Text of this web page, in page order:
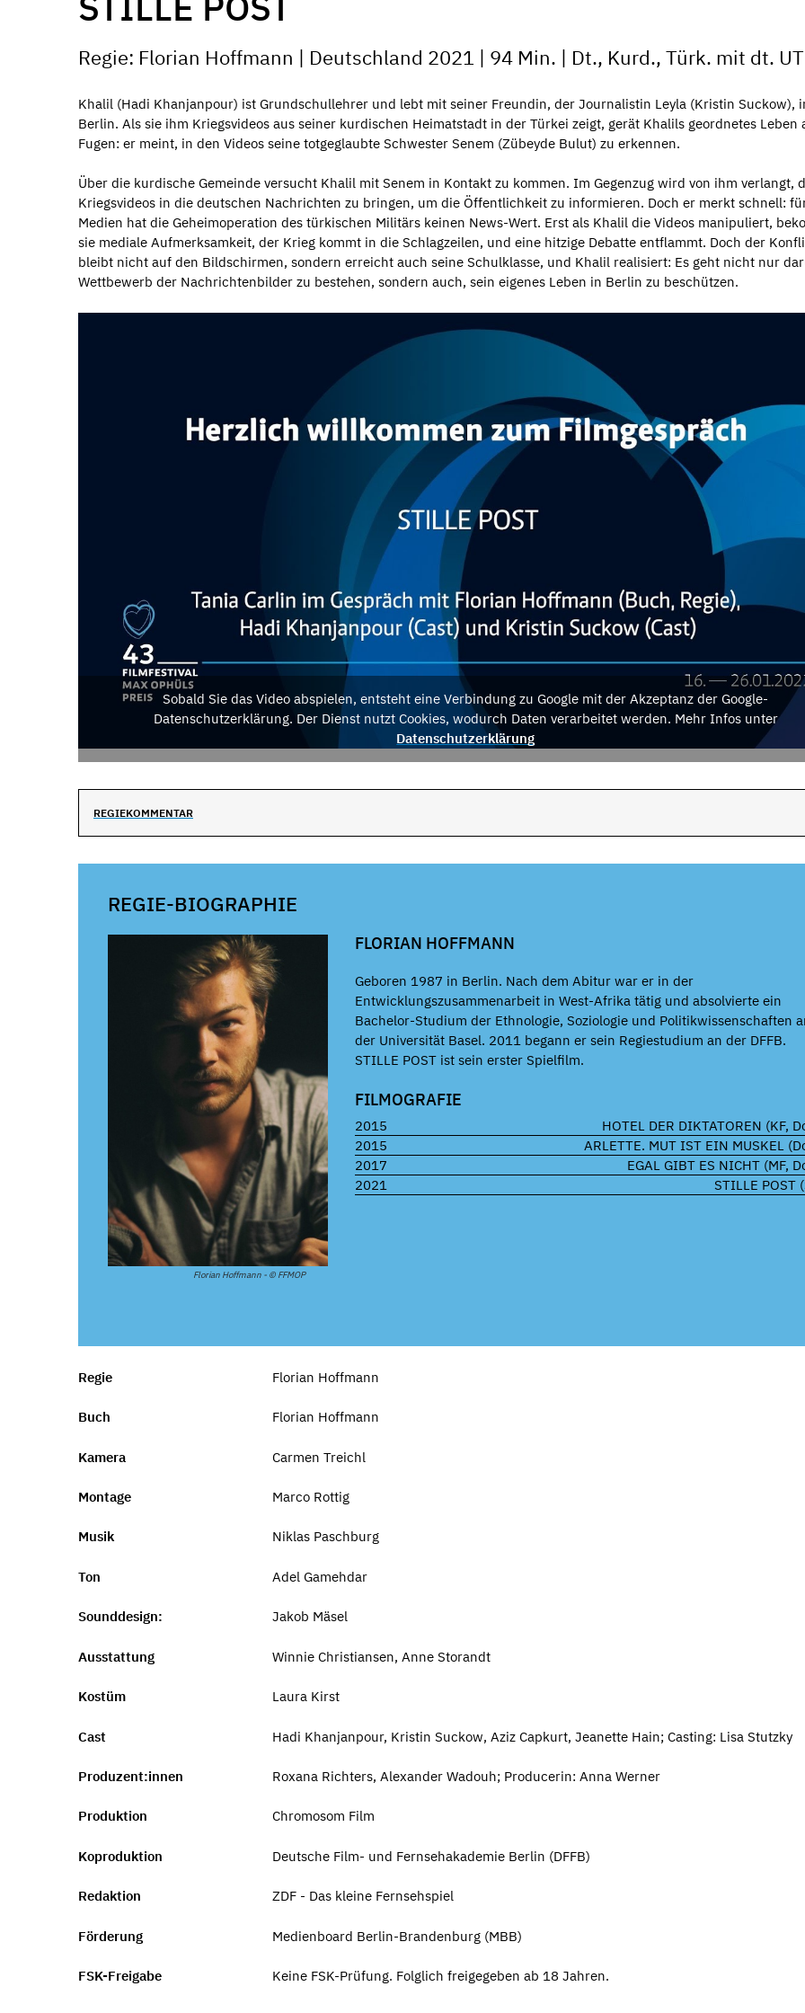
Regie: Florian Hoffmann | Deutschland 2021 | 94 Min. | Dt., Kurd., Türk. mit dt. UT
Khalil (Hadi Khanjanpour) ist Grundschullehrer und lebt mit seiner Freundin, der Journalistin Leyla (Kristin Suckow),
Berlin. Als sie ihm Kriegsvideos aus seiner kurdischen Heimatstadt in der Türkei zeigt, gerät Khalils geordnetes Leben
Fugen: er meint, in den Videos seine totgeglaubte Schwester Senem (Zübeyde Bulut) zu erkennen.
Über die kurdische Gemeinde versucht Khalil mit Senem in Kontakt zu kommen. Im Gegenzug wird von ihm verlangt,
Kriegsvideos in die deutschen Nachrichten zu bringen, um die Öffentlichkeit zu informieren. Doch er merkt schnell:
Medien hat die Geheimoperation des türkischen Militärs keinen News-Wert. Erst als Khalil die Videos manipuliert,
sie mediale Aufmerksamkeit, der Krieg kommt in die Schlagzeilen, und eine hitzige Debatte entﬂammt. Doch der
bleibt nicht auf den Bildschirmen, sondern erreicht auch seine Schulklasse, und Khalil realisiert: Es geht nicht nur
Wettbewerb der Nachrichtenbilder zu bestehen, sondern auch, sein eigenes Leben in Berlin zu beschützen.
Sobald Sie das Video abspielen, entsteht eine Verbindung zu Google mit der Akzeptanz der Google-
Datenschutzerklärung. Der Dienst nutzt Cookies, wodurch Daten verarbeitet werden. Mehr Infos unter
Datenschutzerklärung
REGIEKOMMENTAR
REGIE-BIOGRAPHIE
Florian Hoffmann - © FFMOP
FLORIAN HOFFMANN
Geboren 1987 in Berlin. Nach dem Abitur war er in der
Entwicklungszusammenarbeit in West-Afrika tätig und absolvierte ein
Bachelor-Studium der Ethnologie, Soziologie und Politikwissenschaften
der Universität Basel. 2011 begann er sein Regiestudium an der DFFB.
STILLE POST ist sein erster Spielﬁlm.
FILMOGRAFIE
2015
HOTEL DER DIKTATOREN (KF,
2015
ARLETTE. MUT IST EIN MUSKEL
2017
EGAL GIBT ES NICHT (MF,
2021
STILLE POST
Regie Florian Hoffmann
Buch Florian Hoffmann
Kamera Carmen Treichl
Montage Marco Rottig
Musik Niklas Paschburg
Ton Adel Gamehdar
Sounddesign: Jakob Mäsel
Ausstattung Winnie Christiansen, Anne Storandt
Kostüm Laura Kirst
Cast Hadi Khanjanpour, Kristin Suckow, Aziz Capkurt, Jeanette Hain; Casting: Lisa Stutzky
Produzent:innen Roxana Richters, Alexander Wadouh; Producerin: Anna Werner
Produktion Chromosom Film
Koproduktion Deutsche Film- und Fernsehakademie Berlin (DFFB)
Redaktion ZDF - Das kleine Fernsehspiel
Förderung Medienboard Berlin-Brandenburg (MBB)
FSK-Freigabe Keine FSK-Prüfung. Folglich freigegeben ab 18 Jahren.